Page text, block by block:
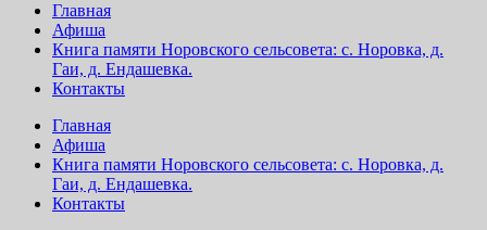
Главная
Афиша
Книга памяти Норовского сельсовета: с. Норовка, д.
Гаи, д. Ендашевка.
Контакты
Главная
Афиша
Книга памяти Норовского сельсовета: с. Норовка, д.
Гаи, д. Ендашевка.
Контакты